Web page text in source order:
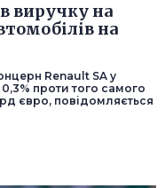
виручку на
на
Renault SA у
проти того самого
євро, повідомляється